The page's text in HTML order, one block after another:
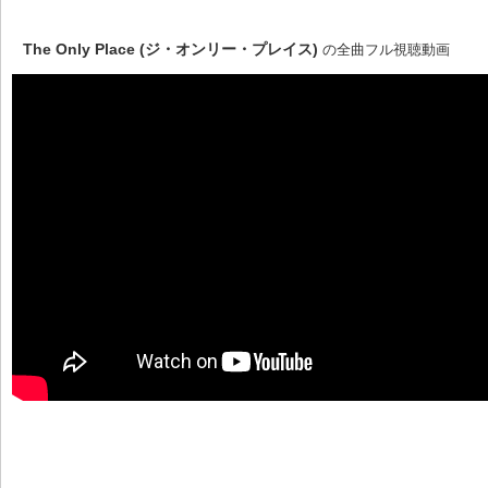
The Only Place (ジ・オンリー・プレイス) の全曲フル視聴動画